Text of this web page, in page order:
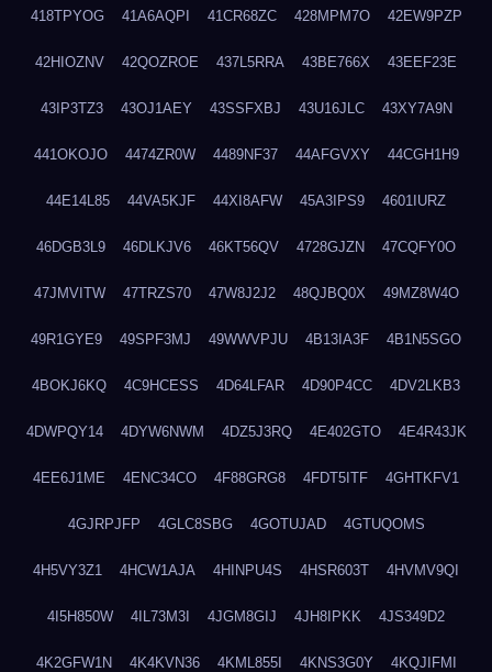
418TPYOG 41A6AQPI 41CR68ZC 428MPM7O 42EW9PZP
42HIOZNV 42QOZROE 437L5RRA 43BE766X 43EEF23E
43IP3TZ3 43OJ1AEY 43SSFXBJ 43U16JLC 43XY7A9N
441OKOJO 4474ZR0W 4489NF37 44AFGVXY 44CGH1H9
44E14L85 44VA5KJF 44XI8AFW 45A3IPS9 4601IURZ
46DGB3L9 46DLKJV6 46KT56QV 4728GJZN 47CQFY0O
47JMVITW 47TRZS70 47W8J2J2 48QJBQ0X 49MZ8W4O
49R1GYE9 49SPF3MJ 49WWVPJU 4B13IA3F 4B1N5SGO
4BOKJ6KQ 4C9HCESS 4D64LFAR 4D90P4CC 4DV2LKB3
4DWPQY14 4DYW6NWM 4DZ5J3RQ 4E402GTO 4E4R43JK
4EE6J1ME 4ENC34CO 4F88GRG8 4FDT5ITF 4GHTKFV1
4GJRPJFP 4GLC8SBG 4GOTUJAD 4GTUQOMS
4H5VY3Z1 4HCW1AJA 4HINPU4S 4HSR603T 4HVMV9QI
4I5H850W 4IL73M3I 4JGM8GIJ 4JH8IPKK 4JS349D2
4K2GFW1N 4K4KVN36 4KML855I 4KNS3G0Y 4KQJIFMI